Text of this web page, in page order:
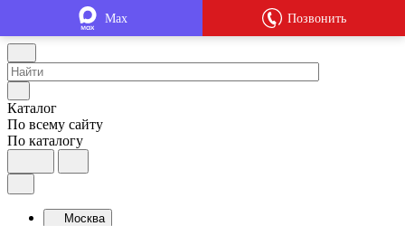
Каталог
По всему сайту
По каталогу
Москва
Max Позвонить